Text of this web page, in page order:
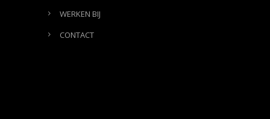
WERKEN BIJ
CONTACT